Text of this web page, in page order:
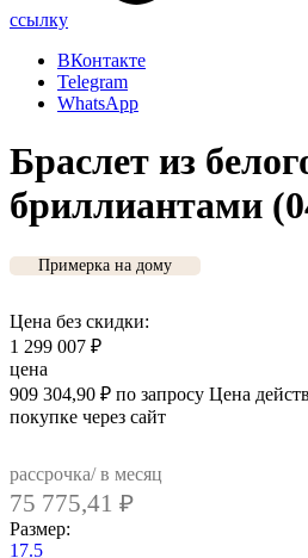
ссылку
ВКонтакте
Telegram
WhatsApp
Браслет из
бриллиантами
Примерка на дому
Цена без скидки:
1 299 007 ₽
цена
909 304,90 ₽ по запросу Цена
покупке через сайт
рассрочка/ в месяц
75 775,41 ₽
Размер:
17.5